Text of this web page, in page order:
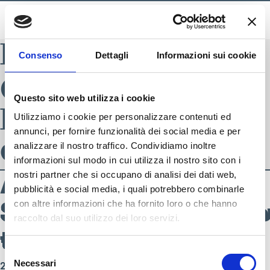
Consenso Dettagli Informazioni sui cookie
Questo sito web utilizza i cookie
Utilizziamo i cookie per personalizzare contenuti ed
annunci, per fornire funzionalità dei social media e per
analizzare il nostro traffico. Condividiamo inoltre
informazioni sul modo in cui utilizza il nostro sito con i
nostri partner che si occupano di analisi dei dati web,
pubblicità e social media, i quali potrebbero combinarle
con altre informazioni che ha fornito loro o che hanno
raccolto dal suo utilizzo dei loro servizi.
Selezione
delNecessari
BLADE INDEX
Categoria
Prodotto:
donna
AI-2021
S4087766_001 –
tennis donna
22 Ottobre 2021
AI-2021
S4087767_050 –
tennis donna
22 Ottobre 2021
AI-2021
S4087768_001 –
tennis donna
22 Ottobre 2021
AI-2021
– tennis donna
22 Ottobre 2021
AI-2021
S4087770_001 –
tennis donna
22 Ottobre 2021
AI-2021
– tennis donna
22 Ottobre 2021
AI-2021
S4087760_001 –
tennis donna
22 Ottobre 2021
AI-2021
S4087764_001 –
tennis donna
22 Ottobre 2021
AI-2021
S4087765_050 –
tennis donna
22 Ottobre 2021
AI-2021
S4060250_001 –
tennis donna
22 Ottobre 2021
Navigazione
Articoli meno recenti
SEGUICI SU